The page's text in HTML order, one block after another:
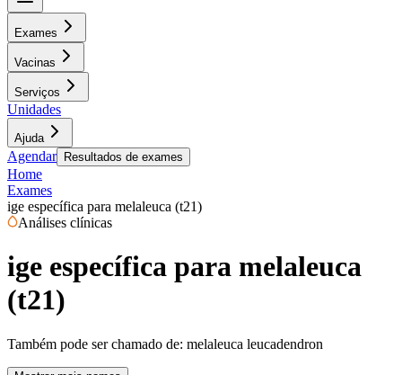
Exames
Vacinas
Serviços
Unidades
Ajuda
Agendar Resultados de exames
Home
Exames
ige específica para melaleuca (t21)
Análises clínicas
ige específica para melaleuca
(t21)
Também pode ser chamado de: melaleuca leucadendron